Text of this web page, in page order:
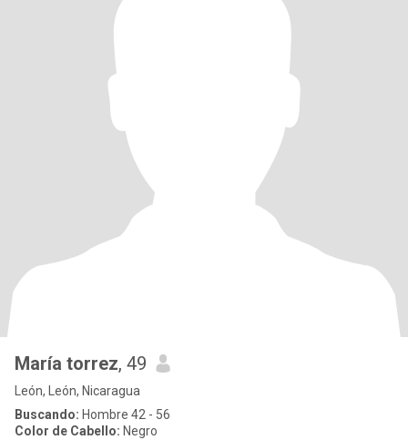
María torrez, 49
León, León, Nicaragua
Buscando: Hombre 42 - 56
Color de Cabello: Negro